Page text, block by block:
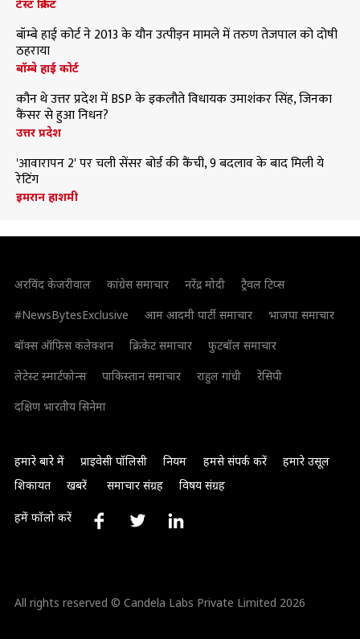
टेस्ट क्रिकेट
बॉम्बे हाई कोर्ट ने 2013 के यौन उत्पीड़न मामले में तरुण तेजपाल को दोषी
ठहराया
बॉम्बे हाई कोर्ट
कौन थे उत्तर प्रदेश में BSP के इकलौते विधायक उमाशंकर सिंह, जिनका
कैंसर से हुआ निधन?
उत्तर प्रदेश
'आवारापन 2' पर चली सेंसर बोर्ड की कैंची, 9 बदलाव के बाद मिली ये
रेटिंग
इमरान हाशमी
अरविंद केजरीवाल कांग्रेस समाचार नरेंद्र मोदी
ट्रैवल टिप्स
#NewsBytesExclusive
आम आदमी पार्टी समाचार
भाजपा समाचार
बॉक्स ऑफिस कलेक्शन
क्रिकेट समाचार
फुटबॉल समाचार
लेटेस्ट स्मार्टफोन्स
पाकिस्तान समाचार राहुल गांधी
रेसिपी
दक्षिण भारतीय सिनेमा
हमारे बारे में प्राइवेसी पॉलिसी नियम हमसे संपर्क करें
हमारे उसूल
शिकायत
खबरें समाचार संग्रह विषय संग्रह
हमें फॉलो करें
All rights reserved © Candela Labs Private Limited 2026